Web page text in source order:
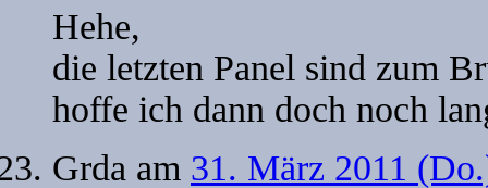
Hehe,
die letzten Panel sind zum
hoffe ich dann doch noch
Grda am 31. März 2011